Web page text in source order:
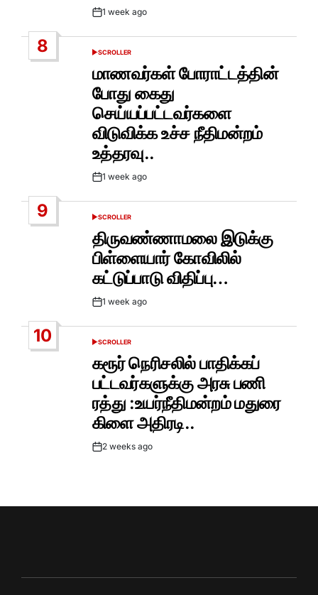
Post1 week ago
8
POSTED
SCROLLER
மாணவர்கள் போராட்டத்தின்
போது கைது
செய்யப்பட்டவர்களை
விடுவிக்க உச்ச நீதிமன்றம்
உத்தரவு..
Post1 week ago
9
POSTED
SCROLLER
திருவண்ணாமலை இடுக்கு
பிள்ளையார் கோவிலில்
கட்டுப்பாடு விதிப்பு…
Post1 week ago
10
POSTED
SCROLLER
கரூர் நெரிசலில் பாதிக்கப்
பட்டவர்களுக்கு அரசு பணி
ரத்து :உயர்நீதிமன்றம் மதுரை
கிளை அதிரடி..
Post2 weeks ago